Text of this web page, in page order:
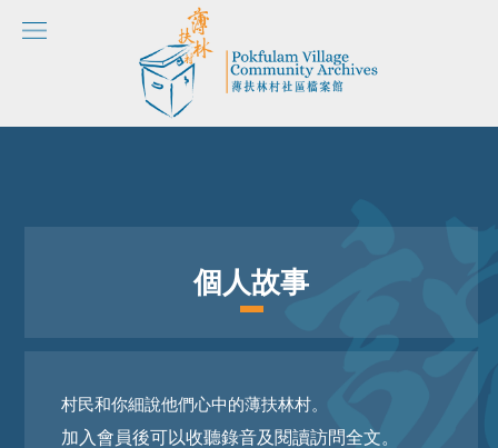
個人故事
村民和你細說他們心中的薄扶林村。
加入會員後可以收聽錄音及閱讀訪問全文。